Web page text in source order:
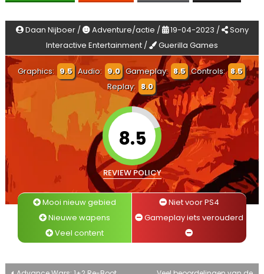
Daan Nijboer / Adventure/actie / 19-04-2023 /
Sony
Interactive Entertainment /
Guerilla Games
Graphics: 9.5 Audio: 9.0 Gameplay: 8.5 Controls: 8.5
Replay: 8.0
8.5
REVIEW POLICY
Mooi nieuw gebied
Nieuwe wapens
Veel content
Niet voor PS4
Gameplay iets verouderd